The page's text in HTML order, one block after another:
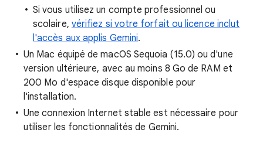
Si vous utilisez un compte professionnel ou
scolaire, vérifiez si votre forfait ou licence inclut
l'accès aux applis Gemini.
Un Mac équipé de macOS Sequoia (15.0) ou d'une
version ultérieure, avec au moins 8 Go de RAM et
200 Mo d'espace disque disponible pour
l'installation.
Une connexion Internet stable est nécessaire pour
utiliser les fonctionnalités de Gemini.